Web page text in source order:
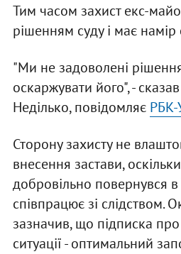
Тим часом захист екс-
рішенням суду і має
"Ми не задоволені
оскаржувати його", -
Неділько, повідомляє РБК-
Сторону захисту не
внесення застави,
добровільно повернувся в
співпрацює зі слідством.
зазначив, що підписка про
ситуації - оптимальний